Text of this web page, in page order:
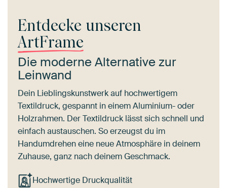
Entdecke unseren
ArtFrame
Die moderne Alternative zur
Leinwand
Dein Lieblingskunstwerk auf hochwertigem
Textildruck, gespannt in einem Aluminium- oder
Holzrahmen. Der Textildruck lässt sich schnell und
einfach austauschen. So erzeugst du im
Handumdrehen eine neue Atmosphäre in deinem
Zuhause, ganz nach deinem Geschmack.
Hochwertige Druckqualität